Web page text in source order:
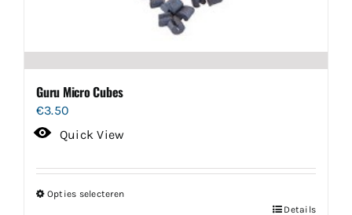
Guru Micro Cubes
€3.50
Quick View
Opties selecteren
Details